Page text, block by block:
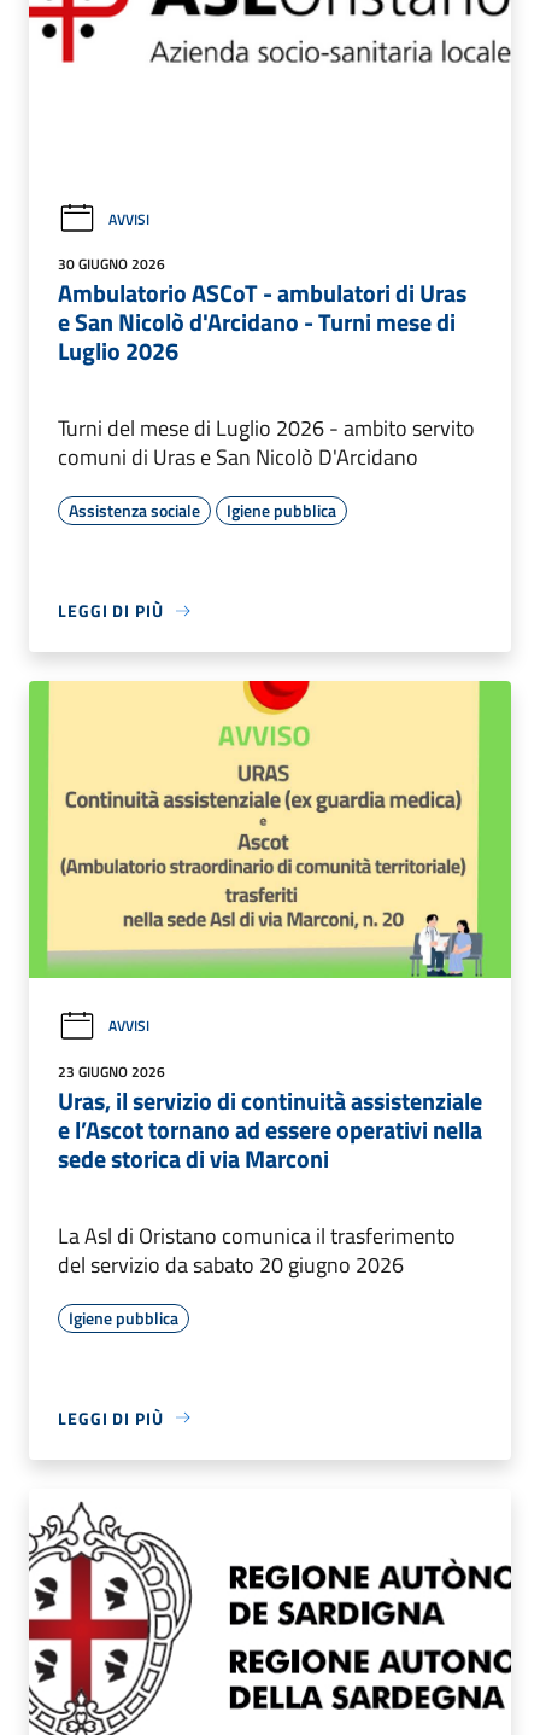
AVVISI
30 GIUGNO 2026
Ambulatorio ASCoT - ambulatori di Uras
e San Nicolò d'Arcidano - Turni mese di
Luglio 2026
Turni del mese di Luglio 2026 - ambito servito
comuni di Uras e San Nicolò D'Arcidano
Assistenza sociale Igiene pubblica
LEGGI DI PIÙ
AVVISI
23 GIUGNO 2026
Uras, il servizio di continuità assistenziale
e l’Ascot tornano ad essere operativi nella
sede storica di via Marconi
La Asl di Oristano comunica il trasferimento
del servizio da sabato 20 giugno 2026
Igiene pubblica
LEGGI DI PIÙ